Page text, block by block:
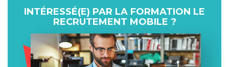
INTÉRESSÉ(E) PAR LA FORMATION LE
RECRUTEMENT MOBILE ?